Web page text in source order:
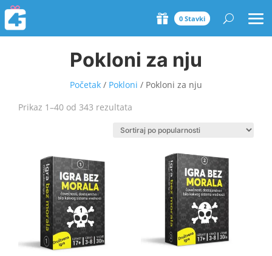
0 Stavki
Pokloni za nju
Početak / Pokloni / Pokloni za nju
Prikaz 1–40 od 343 rezultata
popularity